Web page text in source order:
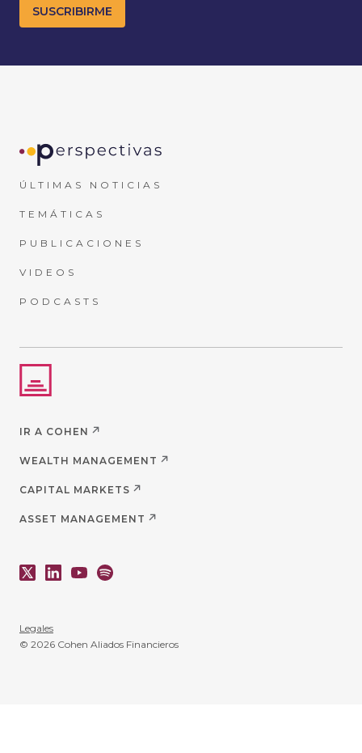
ÚLTIMAS NOTICIAS
TEMÁTICAS
PUBLICACIONES
VIDEOS
PODCASTS
IR A COHEN
WEALTH MANAGEMENT
CAPITAL MARKETS
ASSET MANAGEMENT
Legales
© 2026 Cohen Aliados Financieros